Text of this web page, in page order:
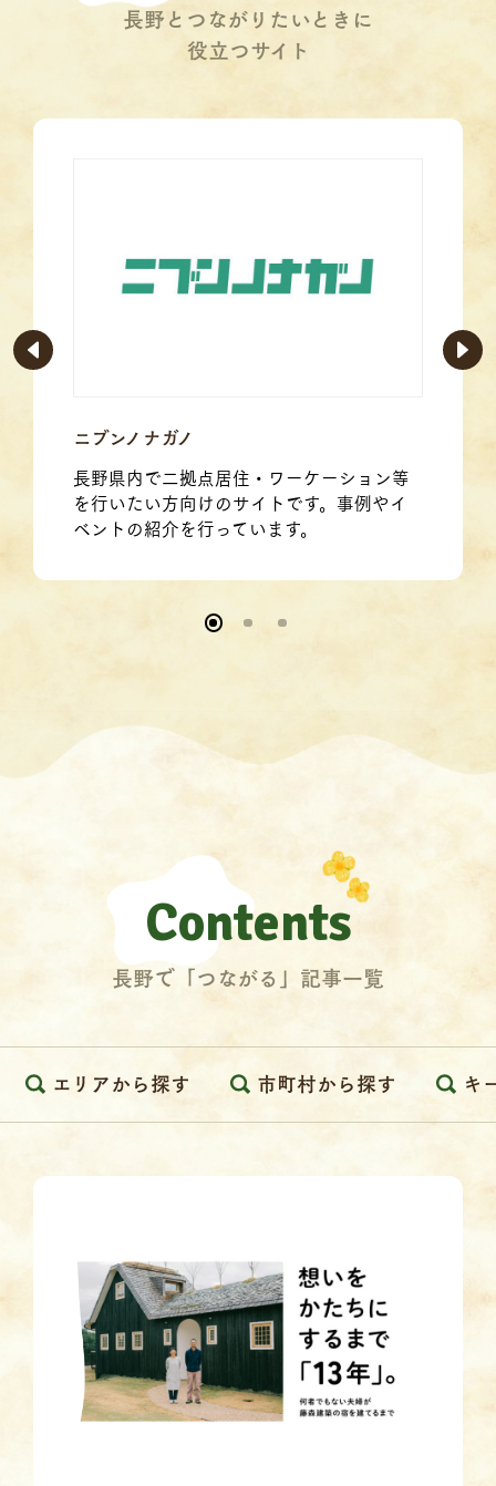
長野とつながりたいときに
役立つサイト
ニブンノナガノ
長野県内で二拠点居住・ワーケーション等
を行いたい方向けのサイトです。事例やイ
ベントの紹介を行っています。
Contents
長野で「つながる」記事一覧
エリアから探す 市町村から探す キ